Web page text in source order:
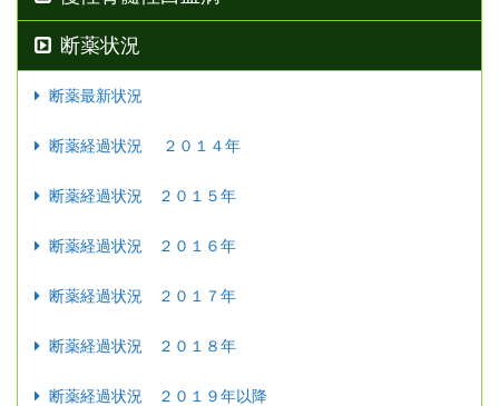
断薬状況
断薬最新状況
断薬経過状況 ２０１４年
断薬経過状況 ２０１５年
断薬経過状況 ２０１６年
断薬経過状況 ２０１７年
断薬経過状況 ２０１８年
断薬経過状況 ２０１９年以降